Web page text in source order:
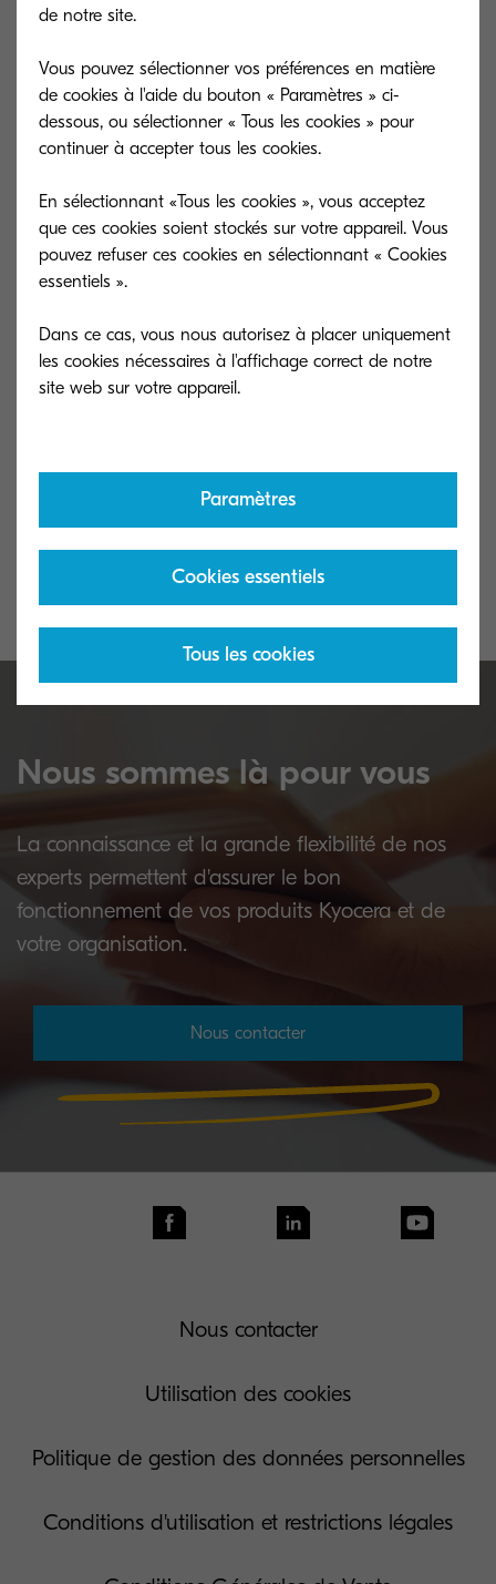
vos systèmes d'impression.
KYOlife vous offre une couverture
prolongée de 3, 4 ou 5 ans pour une
sécurité à long terme et une assistance
immédiate.
Technologie à
Non toxique et
l'environnement.
Nous sommes là pour vous
La connaissance et la grande flexibilité de nos
experts permettent d'assurer le bon
fonctionnement de vos produits Kyocera et de
votre organisation.
Nous contacter
Nous contacter
Utilisation des cookies
Politique de gestion des données personnelles
Conditions d'utilisation et restrictions légales
de notre site.
Vous pouvez sélectionner vos préférences en matière
de cookies à l'aide du bouton « Paramètres » ci-
dessous, ou sélectionner « Tous les cookies » pour
continuer à accepter tous les cookies.
En sélectionnant «Tous les cookies », vous acceptez
que ces cookies soient stockés sur votre appareil. Vous
pouvez refuser ces cookies en sélectionnant « Cookies
essentiels ».
Dans ce cas, vous nous autorisez à placer uniquement
les cookies nécessaires à l'affichage correct de notre
Paramètres
Cookies essentiels
Tous les cookies